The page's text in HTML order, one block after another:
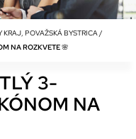
KRAJ, POVAŽSKÁ BYSTRICA/
NA ROZKVETE 🌸
3-
NA